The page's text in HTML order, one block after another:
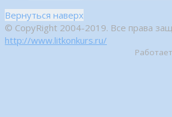
Вернуться наверх
© CopyRight 2004-2019. Все права
http://www.litkonkurs.ru/